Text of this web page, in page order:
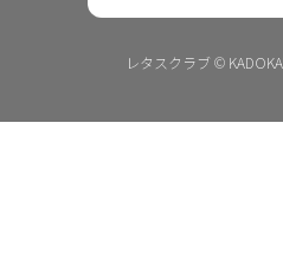
レタスクラブ ©